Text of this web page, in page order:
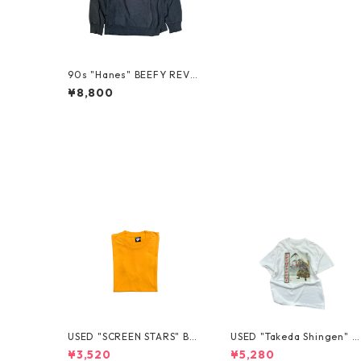
90s "Hanes" BEEFY REVE
RSE WEAVE SWEAT
¥8,800
USED "SCREEN STARS" BL
ANK TEE
¥3,520
USED "Takeda Shingen" T
EE
¥5,280